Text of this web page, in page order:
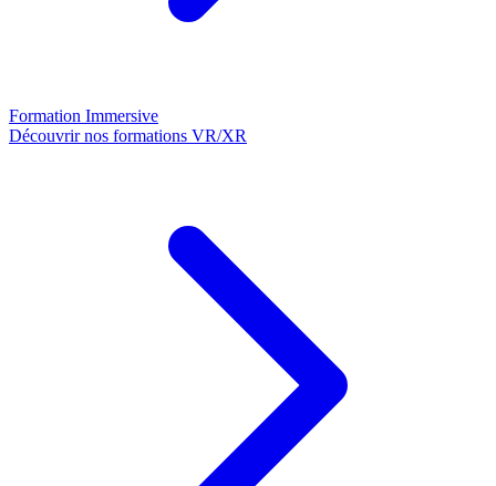
Formation Immersive
Découvrir nos formations VR/XR